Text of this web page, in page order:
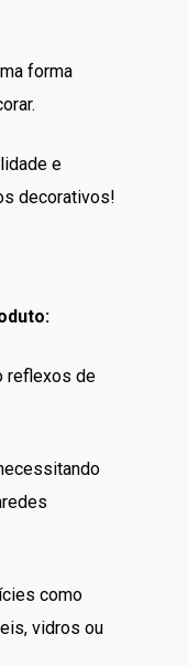
forma
e
decorativos!
reflexos de
como
vidros ou